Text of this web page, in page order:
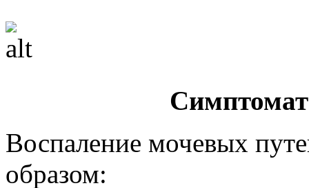
Воспаление мочевых
образом: